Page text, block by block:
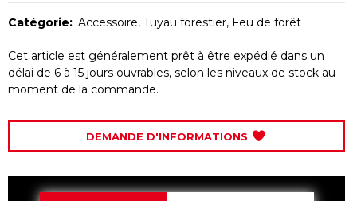
Catégorie: Accessoire, Tuyau forestier, Feu de forêt
Cet article est généralement prêt à être expédié dans un
délai de 6 à 15 jours ouvrables, selon les niveaux de stock au
moment de la commande.
DEMANDE D'INFORMATIONS